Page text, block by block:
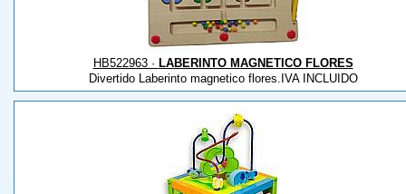
HB522963 · LABERINTO MAGNETICO FLORES
Divertido Laberinto magnetico flores.IVA INCLUIDO